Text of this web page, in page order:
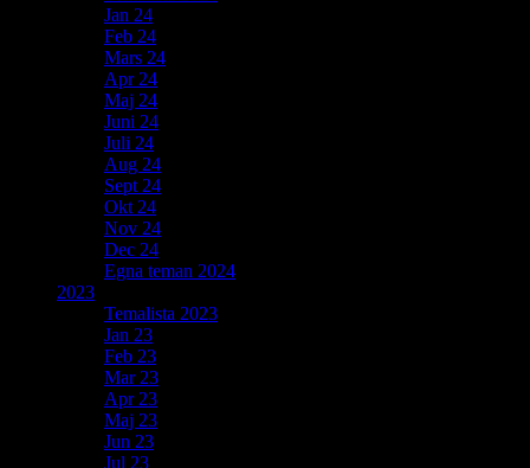
Jan 24
Feb 24
Mars 24
Apr 24
Maj 24
Juni 24
Juli 24
Aug 24
Sept 24
Okt 24
Nov 24
Dec 24
Egna teman 2024
2023
Temalista 2023
Jan 23
Feb 23
Mar 23
Apr 23
Maj 23
Jun 23
Jul 23